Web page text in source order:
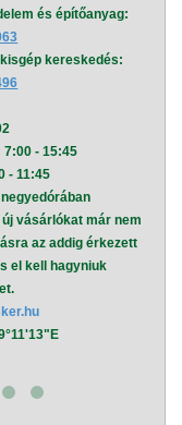
és építőanyag:
kereskedés:
7:00 - 15:45
- 11:45
vásárlókat már nem
az addig érkezett
el kell hagyniuk